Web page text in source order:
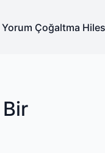
Çoğaltma
Bir